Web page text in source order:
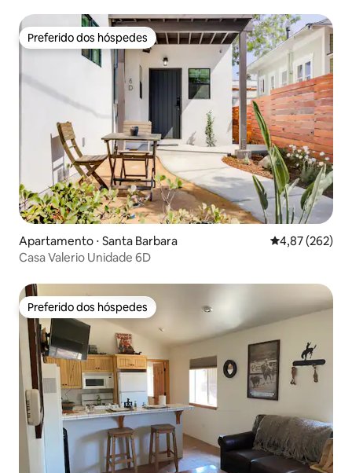
Preferido dos hóspedes
Preferido dos hóspedes
Apartamento ⋅ Santa Barbara 4,87 de uma
4,87 (262)
Casa Valerio Unidade 6D
Preferido dos hóspedes
Preferido dos hóspedes